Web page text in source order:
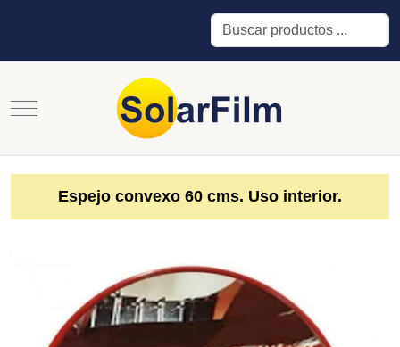
Buscar
Mobile Menu Toggle
Espejo convexo 60 cms. Uso interior.